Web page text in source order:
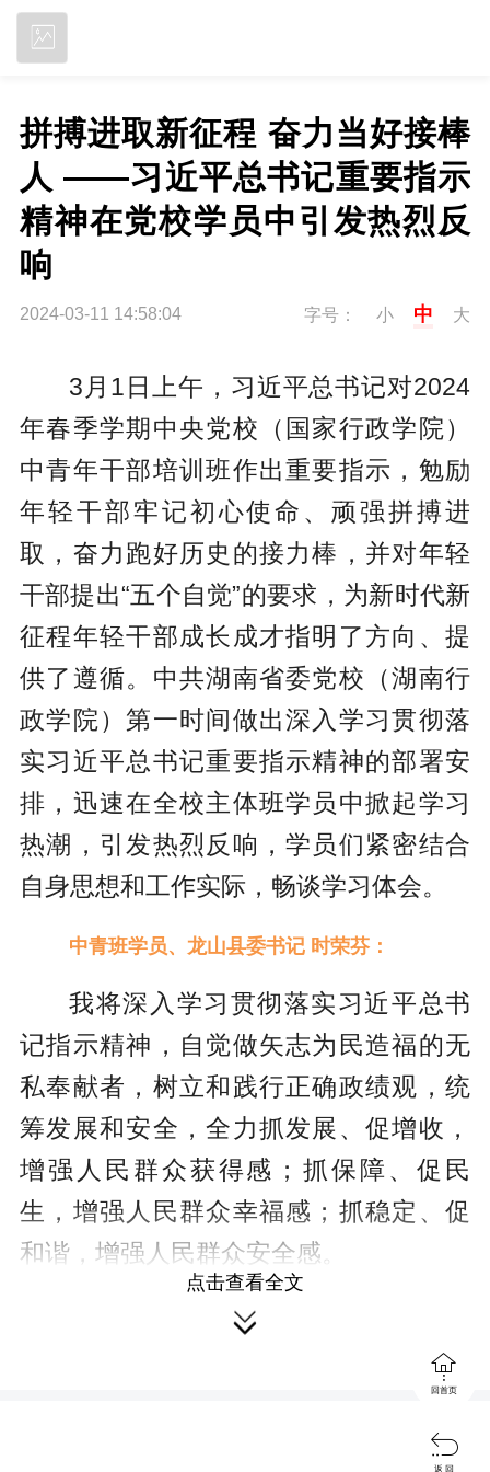
拼搏进取新征程 奋力当好接棒
人 ——习近平总书记重要指示
精神在党校学员中引发热烈反
响
2024-03-11 14:58:04 字号： 小 中 大
3月1日上午，习近平总书记对2024
年春季学期中央党校（国家行政学院）
中青年干部培训班作出重要指示，勉励
年轻干部牢记初心使命、顽强拼搏进
取，奋力跑好历史的接力棒，并对年轻
干部提出“五个自觉”的要求，为新时代新
征程年轻干部成长成才指明了方向、提
供了遵循。中共湖南省委党校（湖南行
政学院）第一时间做出深入学习贯彻落
实习近平总书记重要指示精神的部署安
排，迅速在全校主体班学员中掀起学习
热潮，引发热烈反响，学员们紧密结合
自身思想和工作实际，畅谈学习体会。
中青班学员、龙山县委书记 时荣芬：
我将深入学习贯彻落实习近平总书
记指示精神，自觉做矢志为民造福的无
私奉献者，树立和践行正确政绩观，统
筹发展和安全，全力抓发展、促增收，
增强人民群众获得感；抓保障、促民
生，增强人民群众幸福感；抓稳定、促
和谐，增强人民群众安全感。
中青班学员、株洲市荷塘区委副书记、株洲市
记“五个自觉”的要求，为我们奋力跑好接
点击查看全文


回首页

返 回